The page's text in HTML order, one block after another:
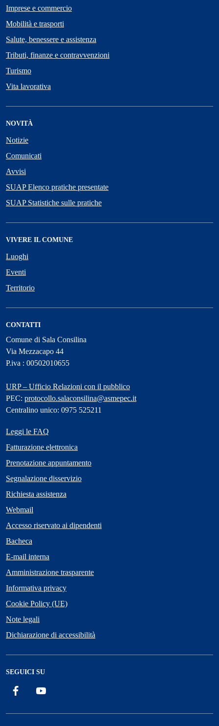
Imprese e commercio
Mobilità e trasporti
Salute, benessere e assistenza
Tributi, finanze e contravvenzioni
Turismo
Vita lavorativa
NOVITÀ
Notizie
Comunicati
Avvisi
SUAP Elenco pratiche presentate
SUAP Statistiche sulle pratiche
VIVERE IL COMUNE
Luoghi
Eventi
Territorio
CONTATTI
Comune di Sala Consilina
Via Mezzacapo 44
P.iva : 00502010655
URP – Ufficio Relazioni con il pubblico
PEC: protocollo.salaconsilina@asmepec.it
Centralino unico: 0975 525211
Leggi le FAQ
Fatturazione elettronica
Prenotazione appuntamento
Segnalazione disservizio
Richiesta assistenza
Webmail
Accesso riservato ai dipendenti
Bacheca
E-mail interna
Amministrazione trasparente
Informativa privacy
Cookie Policy (UE)
Note legali
Dichiarazione di accessibilità
SEGUICI SU
Facebook